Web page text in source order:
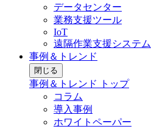
データセンター
業務支援ツール
IoT
遠隔作業支援システム
事例＆トレンド
閉じる
事例＆トレンド トップ
コラム
導入事例
ホワイトペーパー